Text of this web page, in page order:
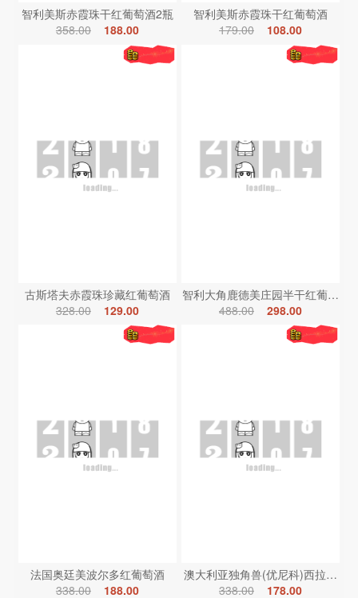
智利美斯赤霞珠干红葡萄酒2瓶
358.00
188.00
智利美斯赤霞珠干红葡萄酒
179.00
108.00
古斯塔夫赤霞珠珍藏红葡萄酒
328.00
129.00
智利大角鹿德美庄园半干红葡萄酒
488.00
298.00
法国奥廷美波尔多红葡萄酒
338.00
188.00
澳大利亚独角兽(优尼科)西拉红葡
338.00
178.00